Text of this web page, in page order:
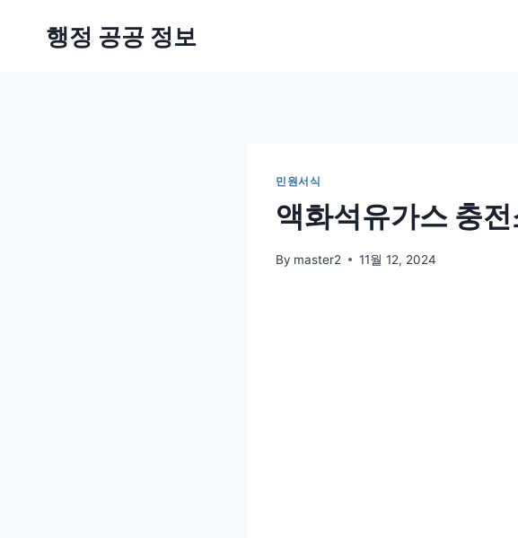
행정 공공 정보
민원서식
액화석유가스 충
By master2 11월 12, 2024